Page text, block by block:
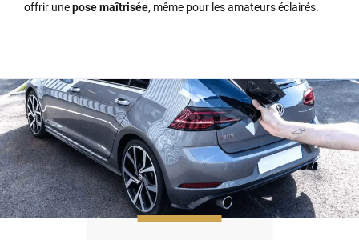
offrir unepose maîtrisée, même pour les amateurs éclairés.